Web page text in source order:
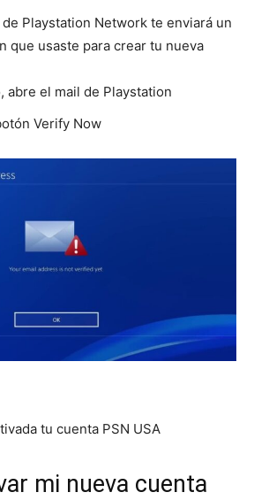
Playstation Network te enviará un
que usaste para crear tu nueva
abre el mail de Playstation
Verify Now
tu cuenta PSN USA
mi nueva cuenta